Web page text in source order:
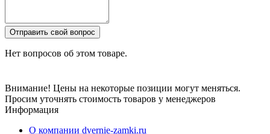
Отправить свой вопрос
Нет вопросов об этом товаре.
Внимание! Цены на некоторые позиции могут меняться.
Просим уточнять стоимость товаров у менеджеров
Информация
О компании dvernie-zamki.ru